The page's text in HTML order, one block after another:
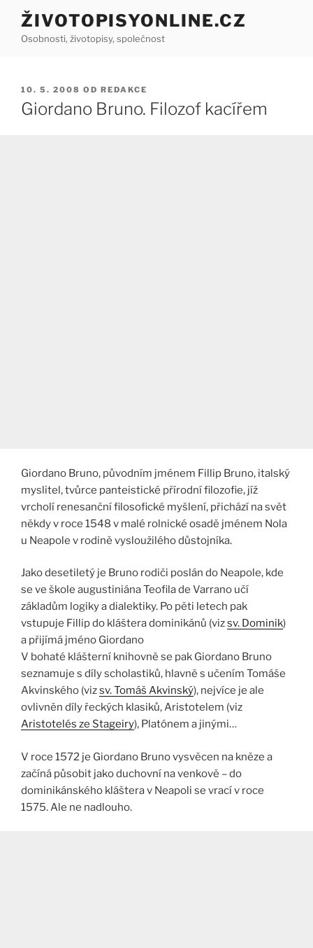
Přejít
obsahu
ŽIVOTOPISYONLINE.CZ
Osobnosti, životopisy, společnost
PUBLIKOVÁNO
10. 5. 2008 OD REDAKCE
Giordano Bruno. Filozof kacířem
Giordano Bruno, původním jménem Fillip Bruno, italský
myslitel, tvůrce panteistické přírodní filozofie, jíž
vrcholí renesanční filosofické myšlení, přichází na svět
někdy v roce 1548 v malé rolnické osadě jménem Nola
u Neapole v rodině vysloužilého důstojníka.
Jako desetiletý je Bruno rodiči poslán do Neapole, kde
se ve škole augustiniána Teofila de Varrano učí
základům logiky a dialektiky. Po pěti letech pak
vstupuje Fillip do kláštera dominikánů (vizsv. Dominik)
a přijímá jméno Giordano
V bohaté klášterní knihovně se pak Giordano Bruno
seznamuje s díly scholastiků, hlavně s učením Tomáše
Akvinského (vizsv. Tomáš Akvinský), nejvíce je ale
ovlivněn díly řeckých klasiků, Aristotelem (viz
Aristotelés ze Stageiry), Platónem a jinými…
V roce 1572 je Giordano Bruno vysvěcen na kněze a
začíná působit jako duchovní na venkově – do
dominikánského kláštera v Neapoli se vrací v roce
1575. Ale ne nadlouho.